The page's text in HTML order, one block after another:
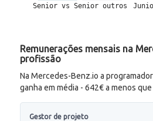
Remunerações mensais na
profissão
Na Mercedes-Benz.io a
ganha em média - 642€ a menos
Gestor de projeto